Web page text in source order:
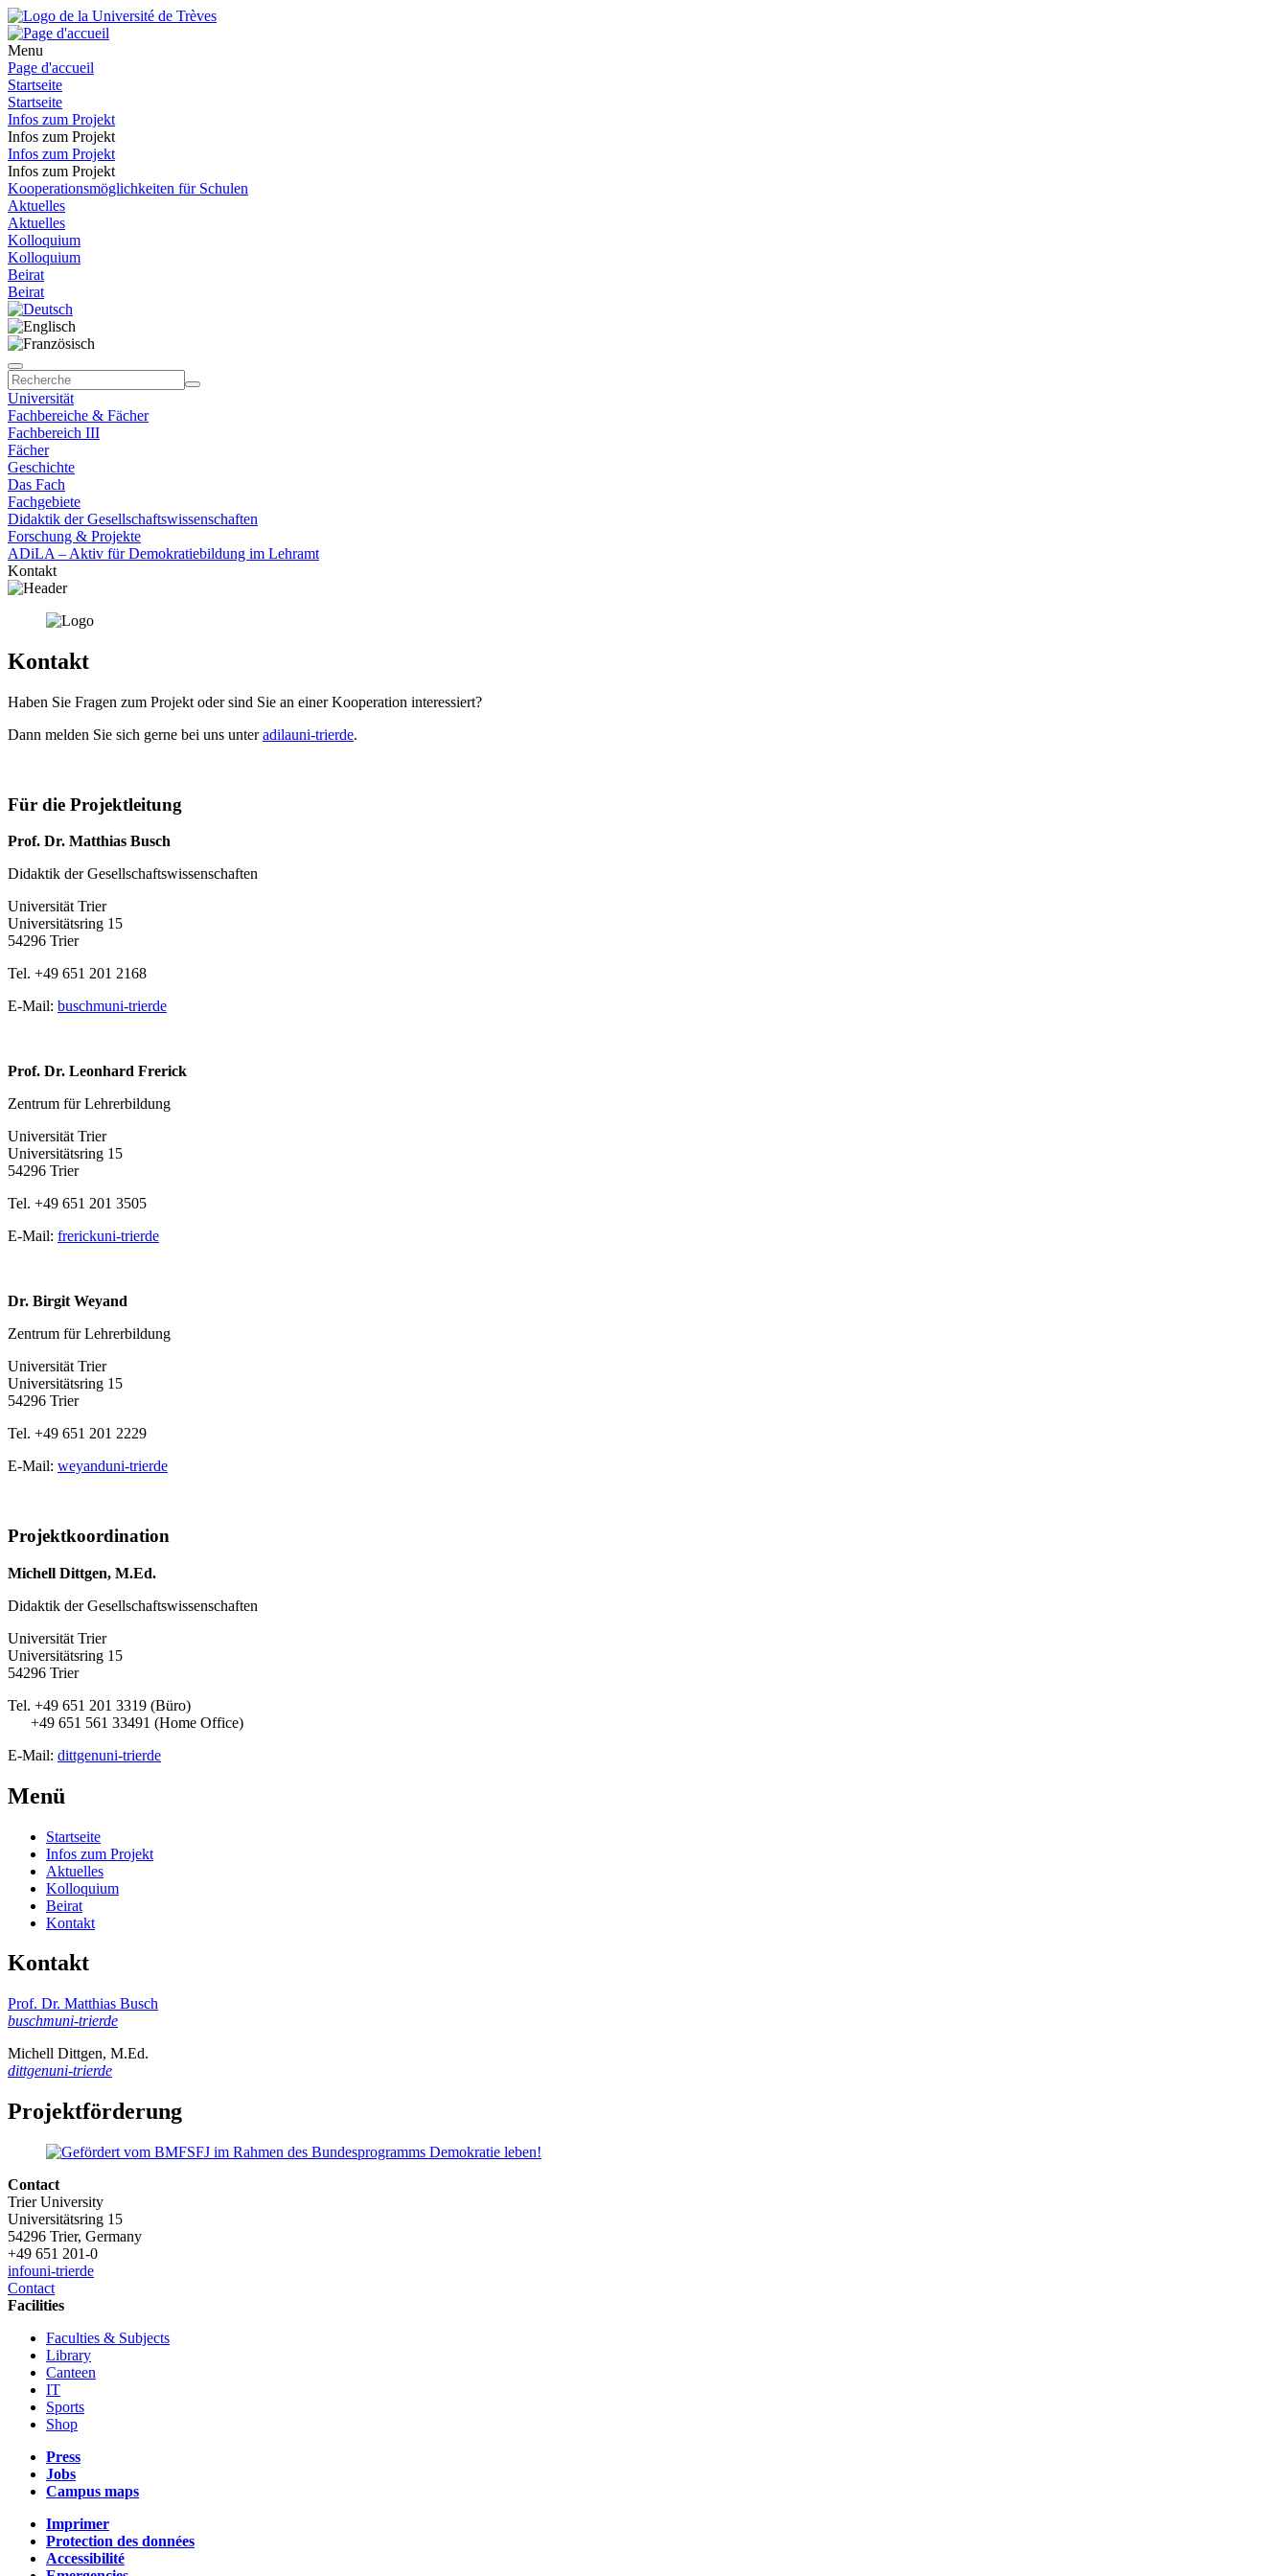
Menu
Page d'accueil
Startseite
Startseite
Infos zum Projekt
Infos zum Projekt
Infos zum Projekt
Infos zum Projekt
Kooperationsmöglichkeiten für Schulen
Aktuelles
Aktuelles
Kolloquium
Kolloquium
Beirat
Beirat
Universität
Fachbereiche & Fächer
Fachbereich III
Fächer
Geschichte
Das Fach
Fachgebiete
Didaktik der Gesellschaftswissenschaften
Forschung & Projekte
ADiLA – Aktiv für Demokratiebildung im Lehramt
Kontakt
Kontakt
Haben Sie Fragen zum Projekt oder sind Sie an einer Kooperation interessiert?
Dann melden Sie sich gerne bei uns unteradilauni-trierde.
Für die Projektleitung
Prof. Dr. Matthias Busch
Didaktik der Gesellschaftswissenschaften
Universität Trier
Universitätsring 15
54296 Trier
Tel. +49 651 201 2168
E-Mail: buschmuni-trierde
Prof. Dr. Leonhard Frerick
Zentrum für Lehrerbildung
Universität Trier
Universitätsring 15
54296 Trier
Tel. +49 651 201 3505
E-Mail: frerickuni-trierde
Dr. Birgit Weyand
Zentrum für Lehrerbildung
Universität Trier
Universitätsring 15
54296 Trier
Tel. +49 651 201 2229
E-Mail: weyanduni-trierde
Projektkoordination
Michell Dittgen, M.Ed.
Didaktik der Gesellschaftswissenschaften
Universität Trier
Universitätsring 15
54296 Trier
Tel. +49 651 201 3319 (Büro)
+49 651 561 33491 (Home Office)
E-Mail: dittgenuni-trierde
Menü
Startseite
Infos zum Projekt
Aktuelles
Kolloquium
Beirat
Kontakt
Kontakt
Prof. Dr. Matthias Busch
buschmuni-trierde
Michell Dittgen, M.Ed.
dittgenuni-trierde
Projektförderung
Contact
Trier University
Universitätsring 15
54296 Trier, Germany
+49 651 201-0
infouni-trierde
Contact
Facilities
Faculties & Subjects
Library
Canteen
IT
Sports
Shop
Press
Jobs
Campus maps
Imprimer
Protection des données
Accessibilité